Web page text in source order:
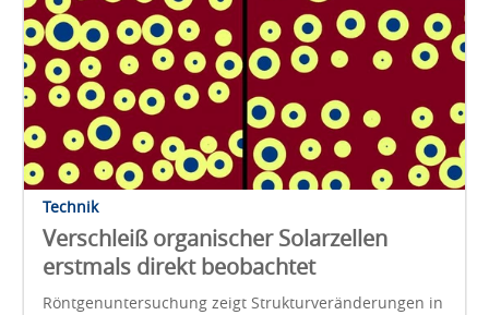
Technik
Verschleiß organischer Solarzellen
erstmals direkt beobachtet
Röntgenuntersuchung zeigt Strukturveränderungen in